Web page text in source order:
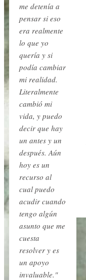
me detenía a
pensar si eso
era realmente
lo que yo
quería y si
podía cambiar
mi realidad.
Literalmente
cambió mi
vida, y puedo
decir que hay
un antes y un
después. Aún
hoy es un
recurso al
cual puedo
acudir cuando
tengo algún
asunto que me
cuesta
resolver y es
un apoyo
invaluable."